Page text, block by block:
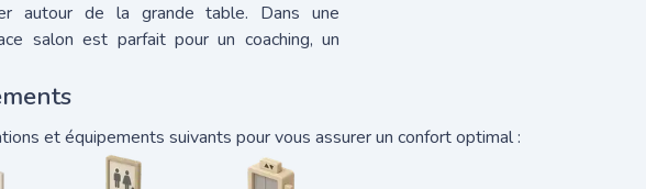
autour de la grande table. Dans une
salon est parfait pour un coaching, un
et équipements suivants pour vous assurer un confort optimal :